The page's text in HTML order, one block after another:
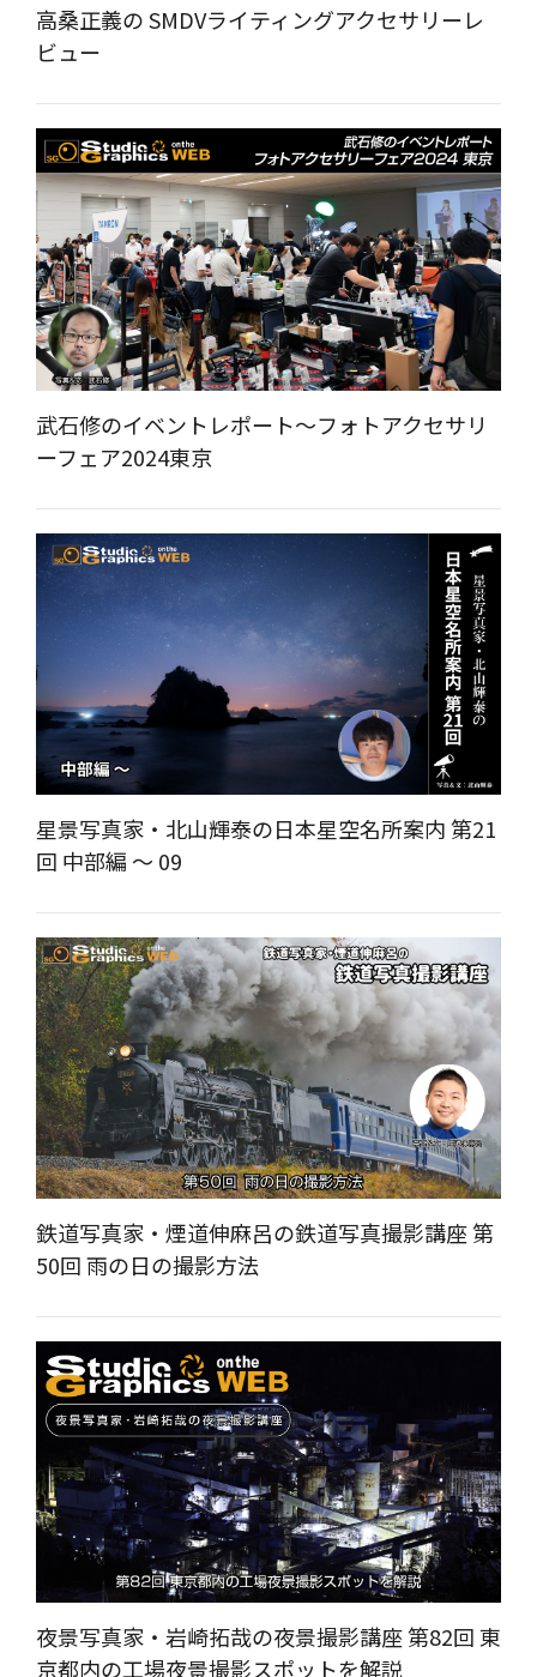
高桑正義の SMDVライティングアクセサリーレ
ビュー
武石修のイベントレポート～フォトアクセサリ
ーフェア2024東京
星景写真家・北山輝泰の日本星空名所案内 第21
回 中部編 ～ 09
鉄道写真家・煙道伸麻呂の鉄道写真撮影講座 第
50回 雨の日の撮影方法
夜景写真家・岩崎拓哉の夜景撮影講座 第82回 東
京都内の工場夜景撮影スポットを解説